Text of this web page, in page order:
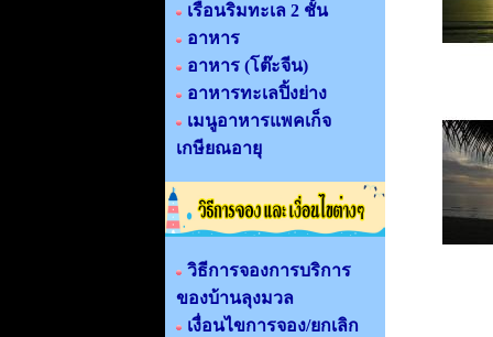
เรือนริมทะเล 2 ชั้น
อาหาร
อาหาร (โต๊ะจีน)
อาหารทะเลปิ้งย่าง
เมนูอาหารแพคเก็จ
เกษียณอายุ
วิธีการจองการบริการ
ของบ้านลุงมวล
เงื่อนไขการจอง/ยกเลิก